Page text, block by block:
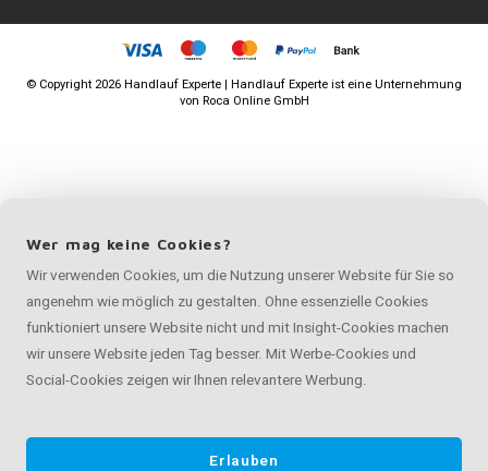
© Copyright 2026 Handlauf Experte | Handlauf Experte ist eine Unternehmung
von Roca Online GmbH
Wer mag keine Cookies?
Wir verwenden Cookies, um die Nutzung unserer Website für Sie so
angenehm wie möglich zu gestalten. Ohne essenzielle Cookies
funktioniert unsere Website nicht und mit Insight-Cookies machen
wir unsere Website jeden Tag besser. Mit Werbe-Cookies und
Social-Cookies zeigen wir Ihnen relevantere Werbung.
Erlauben